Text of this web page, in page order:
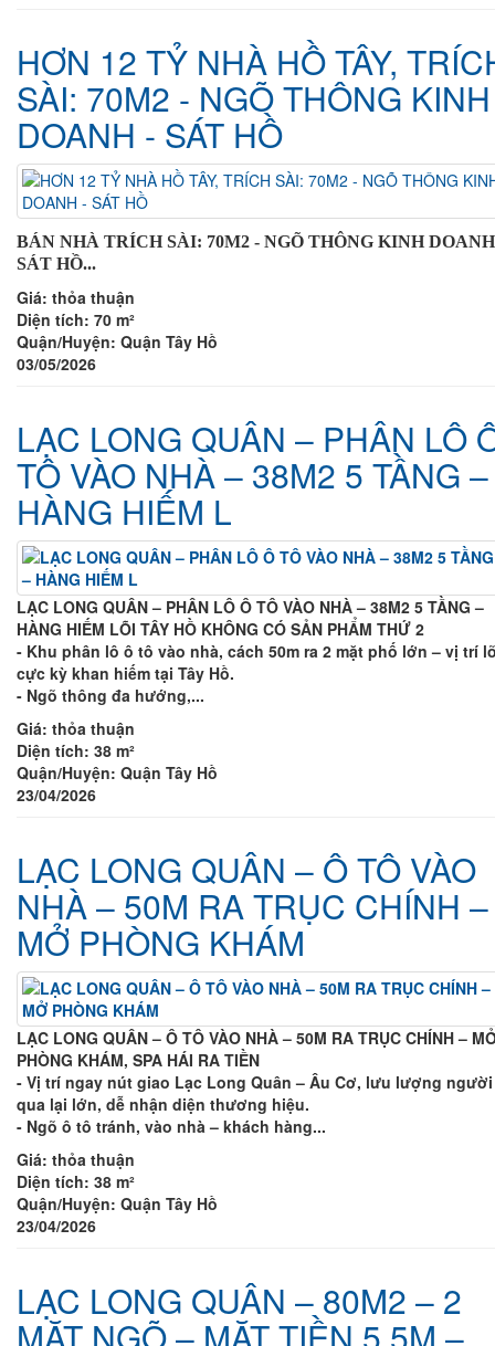
HƠN 12 TỶ NHÀ HỒ TÂY,
SÀI: 70M2 - NGÕ THÔNG KINH
DOANH - SÁT HỒ
BÁN NHÀ TRÍCH SÀI: 70M2 - NGÕ THÔNG KINH
SÁT HỒ...
Giá: thỏa thuận
Diện tích: 70 m²
Quận/Huyện: Quận Tây Hồ
03/05/2026
LẠC LONG QUÂN – PHÂN LÔ
TÔ VÀO NHÀ – 38M2 5 TẦNG –
HÀNG HIẾM L
LẠC LONG QUÂN – PHÂN LÔ Ô TÔ VÀO NHÀ – 38M2 5 TẦNG –
HÀNG HIẾM LÕI TÂY HỒ KHÔNG CÓ SẢN PHẨM THỨ 2
- Khu phân lô ô tô vào nhà, cách 50m ra 2 mặt phố lớn – vị trí
cực kỳ khan hiếm tại Tây Hồ.
- Ngõ thông đa hướng,...
Giá: thỏa thuận
Diện tích: 38 m²
Quận/Huyện: Quận Tây Hồ
23/04/2026
LẠC LONG QUÂN – Ô TÔ VÀO
NHÀ – 50M RA TRỤC CHÍNH –
MỞ PHÒNG KHÁM
LẠC LONG QUÂN – Ô TÔ VÀO NHÀ – 50M RA TRỤC CHÍNH –
PHÒNG KHÁM, SPA HÁI RA TIỀN
- Vị trí ngay nút giao Lạc Long Quân – Âu Cơ, lưu lượng người
qua lại lớn, dễ nhận diện thương hiệu.
- Ngõ ô tô tránh, vào nhà – khách hàng...
Giá: thỏa thuận
Diện tích: 38 m²
Quận/Huyện: Quận Tây Hồ
23/04/2026
LẠC LONG QUÂN – 80M2 – 2
MẶT NGÕ – MẶT TIỀN 5.5M –